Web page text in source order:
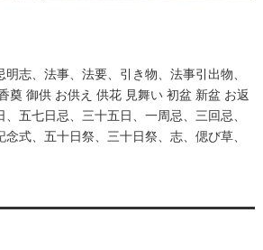
志、法事、法要、引き物、法事引出物、
奠 御供 お供え 供花 見舞い 初盆 新盆 お返
、五七日忌、三十五日、一周忌、三回忌、
式、五十日祭、三十日祭、志、偲び草、